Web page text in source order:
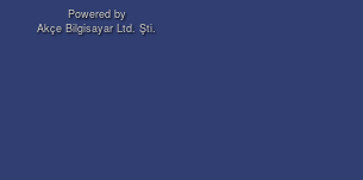
Powered by
Akçe Bilgisayar Ltd. Şti.